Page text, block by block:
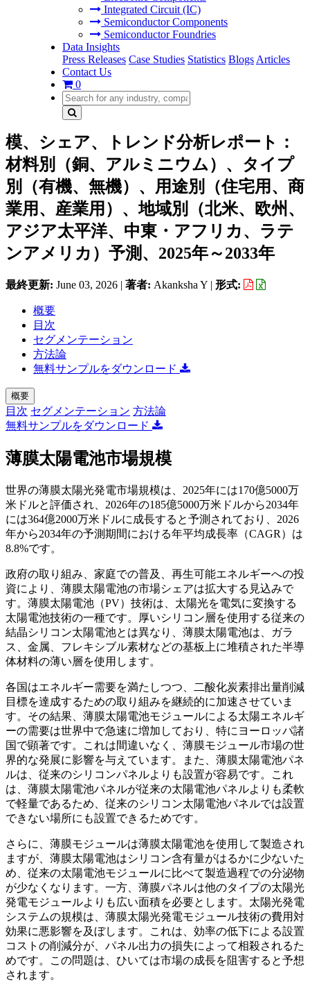
Integrated Circuit (IC)
Semiconductor Components
Semiconductor Foundries
Data Insights
Press Releases Case Studies Statistics Blogs Articles
Contact Us
0
模、シェア、トレンド分析レポート：
材料別（銅、アルミニウム）、タイプ
別（有機、無機）、用途別（住宅用、商
業用、産業用）、地域別（北米、欧州、
アジア太平洋、中東・アフリカ、ラテ
ンアメリカ）予測、2025年～2033年
最終更新: June 03, 2026 | 著者: Akanksha Y | 形式:
概要
目次
セグメンテーション
方法論
無料サンプルをダウンロード
概要
目次 セグメンテーション 方法論
無料サンプルをダウンロード
薄膜太陽電池市場規模
世界の薄膜太陽光発電市場規模は、2025年には170億5000万
米ドルと評価され、2026年の185億5000万米ドルから2034年
には364億2000万米ドルに成長すると予測されており、2026
年から2034年の予測期間における年平均成長率（CAGR）は
8.8%です。
政府の取り組み、家庭での普及、再生可能エネルギーへの投
資により、薄膜太陽電池の市場シェアは拡大する見込みで
す。薄膜太陽電池（PV）技術は、太陽光を電気に変換する
太陽電池技術の一種です。厚いシリコン層を使用する従来の
結晶シリコン太陽電池とは異なり、薄膜太陽電池は、ガラ
ス、金属、フレキシブル素材などの基板上に堆積された半導
体材料の薄い層を使用します。
各国はエネルギー需要を満たしつつ、二酸化炭素排出量削減
目標を達成するための取り組みを継続的に加速させていま
す。その結果、薄膜太陽電池モジュールによる太陽エネルギ
ーの需要は世界中で急速に増加しており、特にヨーロッパ諸
国で顕著です。これは間違いなく、薄膜モジュール市場の世
界的な発展に影響を与えています。また、薄膜太陽電池パネ
ルは、従来のシリコンパネルよりも設置が容易です。これ
は、薄膜太陽電池パネルが従来の太陽電池パネルよりも柔軟
で軽量であるため、従来のシリコン太陽電池パネルでは設置
できない場所にも設置できるためです。
さらに、薄膜モジュールは薄膜太陽電池を使用して製造され
ますが、薄膜太陽電池はシリコン含有量がはるかに少ないた
め、従来の太陽電池モジュールに比べて製造過程での分泌物
が少なくなります。一方、薄膜パネルは他のタイプの太陽光
発電モジュールよりも広い面積を必要とします。太陽光発電
システムの規模は、薄膜太陽光発電モジュール技術の費用対
効果に悪影響を及ぼします。これは、効率の低下による設置
コストの削減分が、パネル出力の損失によって相殺されるた
めです。この問題は、ひいては市場の成長を阻害すると予想
されます。